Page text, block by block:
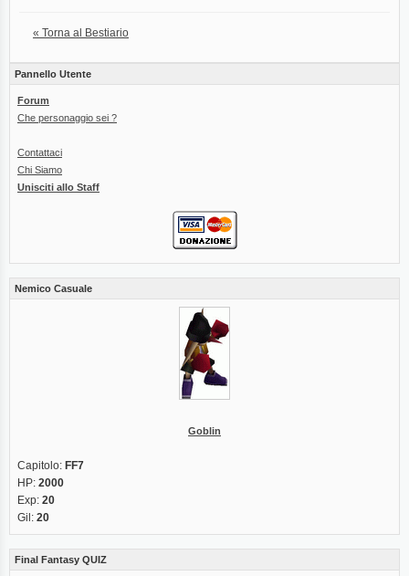
« Torna al Bestiario
Pannello Utente
Forum
Che personaggio sei ?
Contattaci
Chi Siamo
Unisciti allo Staff
Nemico Casuale
Goblin
Capitolo: FF7
HP: 2000
Exp: 20
Gil: 20
Final Fantasy QUIZ